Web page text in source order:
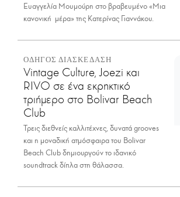
Ευαγγελία Μουμούρη στο βραβευμένο «Μια
κανονική μέρα» της Κατερίνας Γιαννάκου.
ΟΔΗΓΟΣ ΔΙΑΣΚΕΔΑΣΗ
Vintage Culture, Joezi και
RIVO σε ένα εκρηκτικό
τριήμερο στο Bolivar Beach
Club
Τρεις διεθνείς καλλιτέχνες, δυνατά grooves
και η μοναδική ατμόσφαιρα του Bolivar
Beach Club δημιουργούν το ιδανικό
soundtrack δίπλα στη θάλασσα.